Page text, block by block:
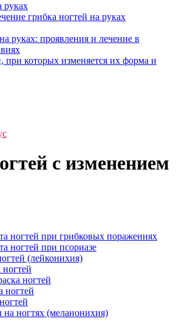
руках
грибка ногтей на руках
руках: проявления и лечение в
при которых изменяется их форма и
с изменением
ногтей при грибковых поражениях
ногтей при псориазе
(лейконихия)
ногтей
ногтей
ногтей
ногтях (меланонихия)